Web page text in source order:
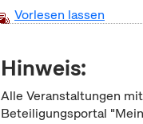
Vorlesen lassen
Hinweis:
Alle Veranstaltungen
Beteiligungsportal